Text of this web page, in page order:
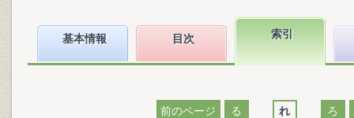
基本情報 目次 索引
前のページ る れ ろ